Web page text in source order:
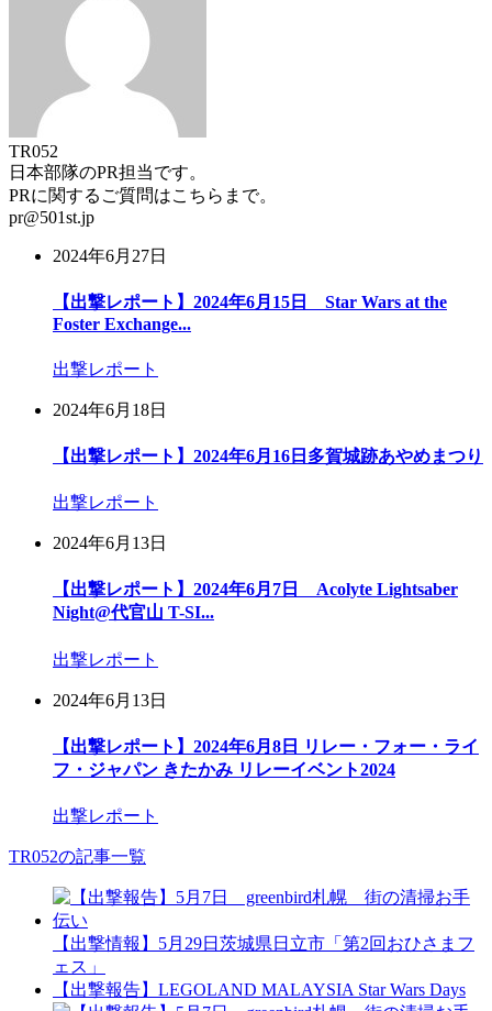
TR052
日本部隊のPR担当です。
PRに関するご質問はこちらまで。
pr@501st.jp
2024年6月27日
【出撃レポート】2024年6月15日 Star Wars at the
Foster Exchange...
出撃レポート
2024年6月18日
【出撃レポート】2024年6月16日多賀城跡あやめまつり
出撃レポート
2024年6月13日
【出撃レポート】2024年6月7日 Acolyte Lightsaber
Night@代官山 T-SI...
出撃レポート
2024年6月13日
【出撃レポート】2024年6月8日 リレー・フォー・ライ
フ・ジャパン きたかみ リレーイベント2024
出撃レポート
TR052の記事一覧
【出撃情報】5月29日茨城県日立市「第2回おひさまフ
ェス」
【出撃報告】LEGOLAND MALAYSIA Star Wars Days